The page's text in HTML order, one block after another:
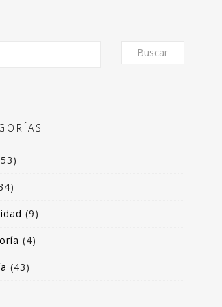
de micro-posts que
torno a la
de apoyo
Buscar
(9)
(4)
(43)